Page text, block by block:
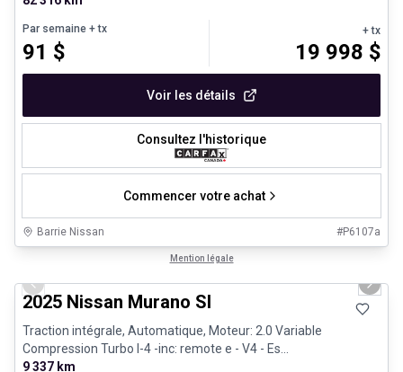
Par semaine + tx
91 $
+ tx
19 998 $
Voir les détails
Consultez l'historique
Commencer votre achat
Barrie Nissan #P6107a
Mention légale
Previous slide Next
2025 Nissan Murano Sl
Traction intégrale, Automatique, Moteur: 2.0 Variable
Compression Turbo I-4 -inc: remote e - V4 - Es...
9 337 km